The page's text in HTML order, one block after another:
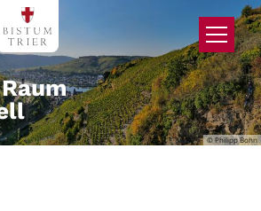
© Philipp Bohn